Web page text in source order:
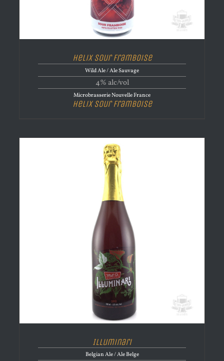
Helix Sour Framboise
Wild Ale / Ale Sauvage
4% alc/vol
Microbrasserie Nouvelle France
Helix Sour Framboise
Illuminari
Belgian Ale / Ale Belge